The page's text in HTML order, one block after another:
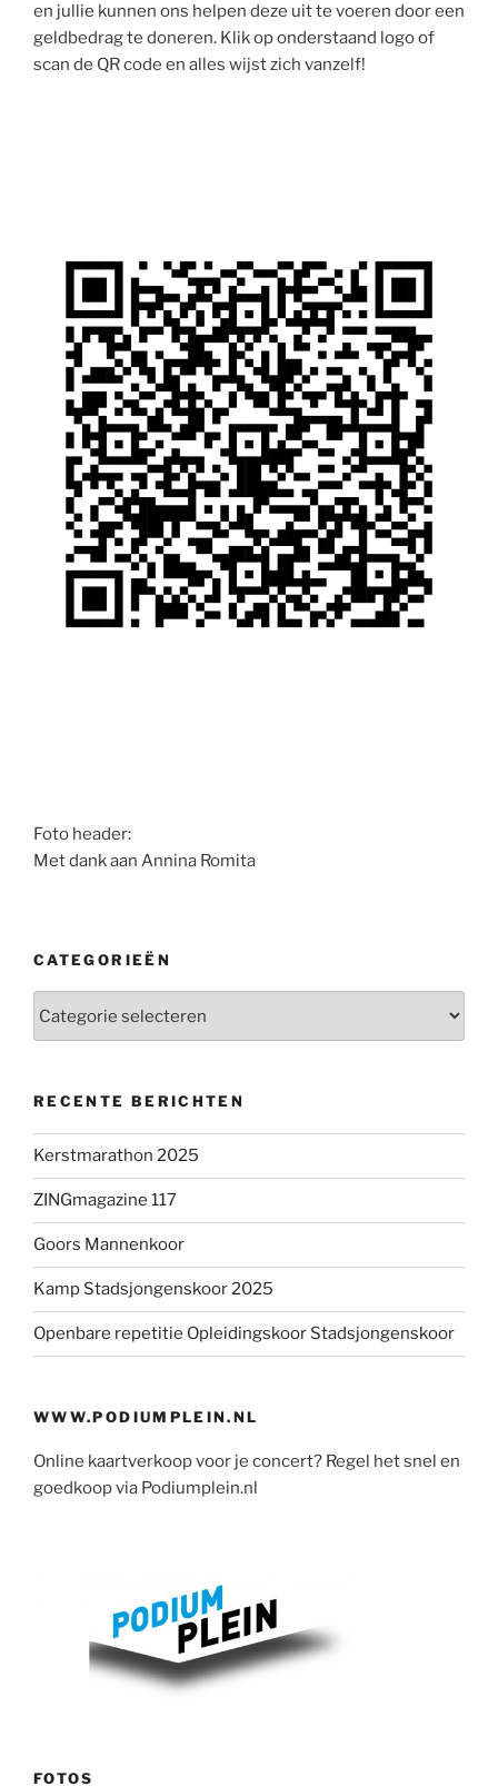
en jullie kunnen ons helpen deze uit te voeren door een
geldbedrag te doneren. Klik op onderstaand logo of
scan de QR code en alles wijst zich vanzelf!
Foto header:
Met dank aan Annina Romita
CATEGORIEËN
RECENTE BERICHTEN
Kerstmarathon 2025
ZINGmagazine 117
Goors Mannenkoor
Kamp Stadsjongenskoor 2025
Openbare repetitie Opleidingskoor Stadsjongenskoor
WWW.PODIUMPLEIN.NL
Online kaartverkoop voor je concert? Regel het snel en
goedkoop via Podiumplein.nl
FOTOS